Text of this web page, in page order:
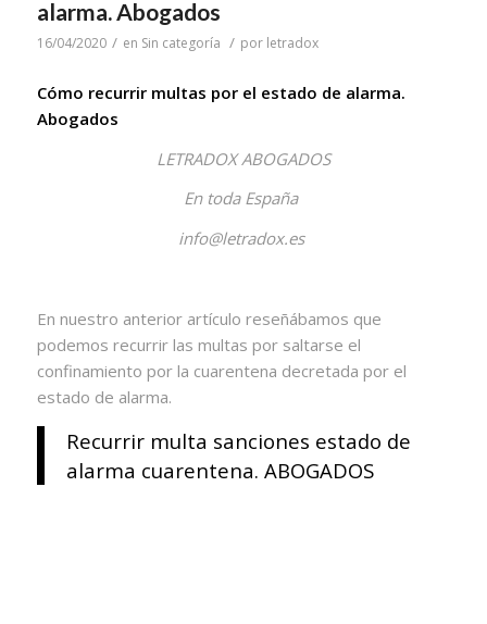
alarma. Abogados
16/04/2020 / en Sin categoría / por letradox
Cómo recurrir multas por el estado de alarma.
Abogados
LETRADOX ABOGADOS
En toda España
info@letradox.es
En nuestro anterior artículo reseñábamos que
podemos recurrir las multas por saltarse el
confinamiento por la cuarentena decretada por el
estado de alarma.
Recurrir multa sanciones estado de
alarma cuarentena. ABOGADOS